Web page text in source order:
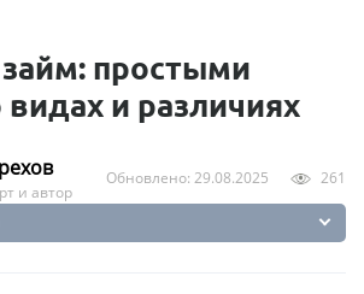
простыми
и различиях
и автор
Обновлено: 29.08.2025 261